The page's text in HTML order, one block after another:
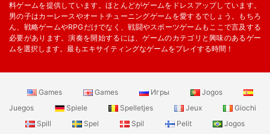
料ゲームを提供しています。ほとんどがゲームをドレスアップしています。
男の子はカーレースやオートチューニングゲームを愛するでしょう。もちろ
ん、戦略ゲームやRPGだけでなく、戦闘やスポーツゲームもここで言及する
必要があります。演奏を開始するには、ゲームのカテゴリと興味のあるゲー
ムを選択します。最もエキサイティングなゲームをプレイする時間！
Games Games Игры
Jogos
Juegos
Spiele Spelletjes Jeux
Giochi
Spill
Spel Spil Pelit
Jogos